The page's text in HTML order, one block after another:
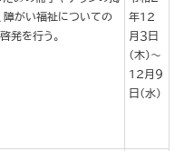
障がい福祉についての
発を行う。
年12
月３日
（木）～
12月９
日（水）